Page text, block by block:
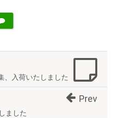
、入荷いたしました
ました
Prev